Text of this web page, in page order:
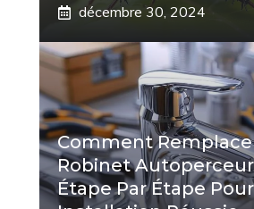
décembre 30, 2024
Comment
Robinet
Étape Par Étape